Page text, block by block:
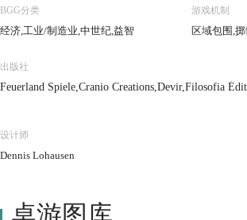
BGG分类
经济,工业/制造业,中世纪,益智
游戏机制
区域包围,
出版社
Feuerland Spiele,Cranio Creations,Devir,Filosofia
设计师
Dennis Lohausen